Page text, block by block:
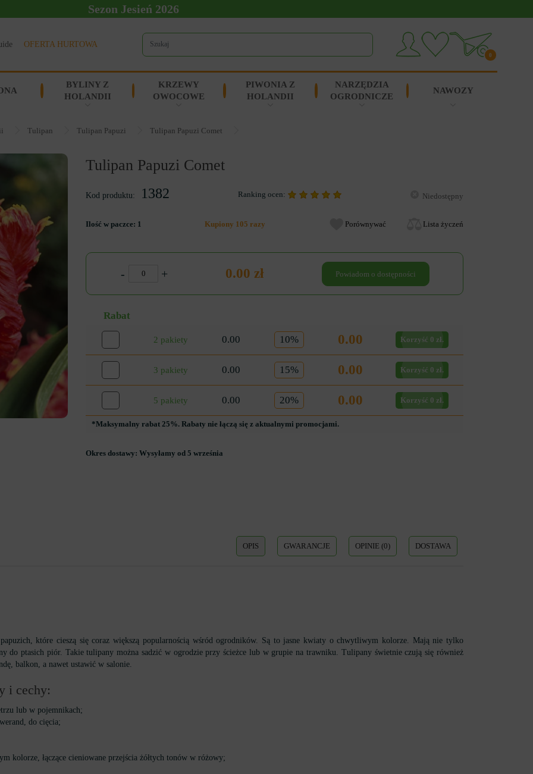
Sezon Jesień 2026
OFERTA HURTOWA
0
BYLINY Z
HOLANDII
KRZEWY
OWOCOWE
PIWONIA Z
HOLANDII
NARZĘDZIA
OGRODNICZE
NAWOZY
Tulipan Tulipan Papuzi Tulipan Papuzi Comet
Tulipan Papuzi Comet
Kod produktu: 1382 Ranking ocen: Niedostępny
Ilość w paczce: 1 Kupiony 105 razy Porównywać Lista życzeń
- + 0.00 zł Powiadom o dostępności
Rabat
2 pakiety 0.00 10% 0.00 Korzyść 0 zł.
3 pakiety 0.00 15% 0.00 Korzyść 0 zł.
5 pakiety 0.00 20% 0.00 Korzyść 0 zł.
*Maksymalny rabat 25%. Rabaty nie łączą się z aktualnymi promocjami.
Okres dostawy: Wysyłamy od 5 września
OPIS GWARANCJE OPINIE (0) DOSTAWA
które cieszą się coraz większą popularnością wśród ogrodników. Są to jasne kwiaty o chwytliwym kolorze. Mają nie tylko
do ptasich piór. Takie tulipany można sadzić w ogrodzie przy ścieżce lub w grupie na trawniku. Tulipany świetnie czują się również
balkon, a nawet ustawić w salonie.
i cechy:
lub w pojemnikach;
do cięcia;
kolorze, łączące cieniowane przejścia żółtych tonów w różowy;